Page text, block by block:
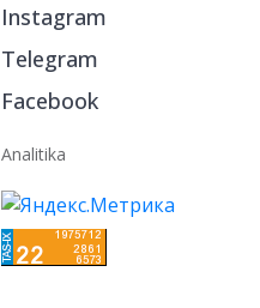
Instagram
Telegram
Facebook
Analitika